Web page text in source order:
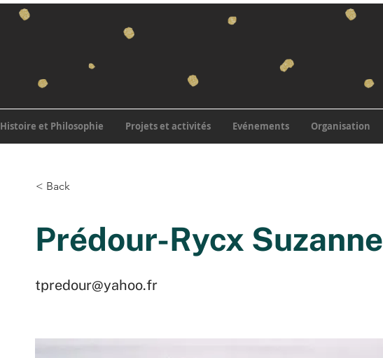
Histoire et Philosophie Projets et activités Evénements Organisation
< Back
Prédour-Rycx Suzanne
tpredour@yahoo.fr